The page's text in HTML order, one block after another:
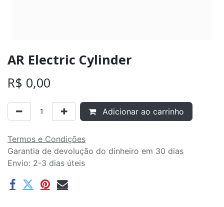
AR Electric Cylinder
R$ 0,00
Adicionar ao carrinho
Termos e Condições
Garantia de devolução do dinheiro em 30 dias
Envio: 2-3 dias úteis